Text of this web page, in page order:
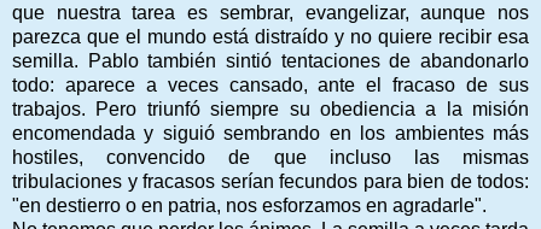
que nuestra tarea es sembrar, evangelizar, aunque nos
parezca que el mundo está distraído y no quiere recibir esa
semilla. Pablo también sintió tentaciones de abandonarlo
todo: aparece a veces cansado, ante el fracaso de sus
trabajos. Pero triunfó siempre su obediencia a la misión
encomendada y siguió sembrando en los ambientes más
hostiles, convencido de que incluso las mismas
tribulaciones y fracasos serían fecundos para bien de todos:
"en destierro o en patria, nos esforzamos en agradarle".